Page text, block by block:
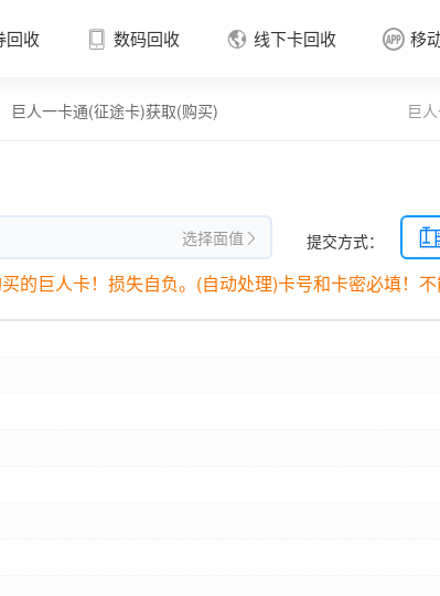
回收
回收
 数码回收  线下卡回收  移
巨
巨人一卡通(征途卡)获取(购买)
选择面值  提交方式：
的巨人卡！损失自负。(自动处理)卡号和卡密必填！